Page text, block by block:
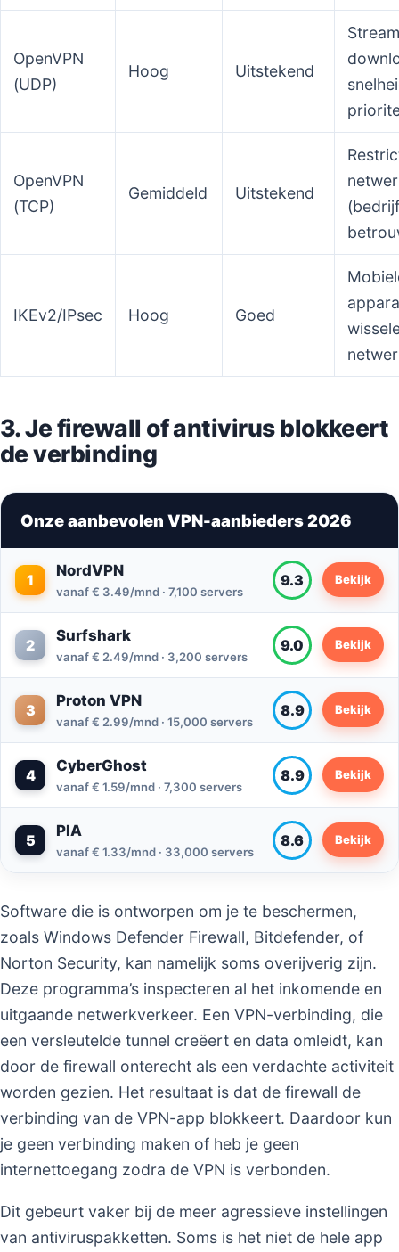
OpenVPN
(UDP)
Hoog Uitstekend
OpenVPN
(TCP)
Gemiddeld Uitstekend
IKEv2/IPsec Hoog Goed
3. Je firewall of antivirus blokkeert
de verbinding
Onze aanbevolen VPN-aanbieders 2026
1
NordVPN
vanaf € 3.49/mnd · 7,100 servers
9.3 Bekijk
2
Surfshark
vanaf € 2.49/mnd · 3,200 servers
9.0 Bekijk
3
Proton VPN
vanaf € 2.99/mnd · 15,000 servers
8.9 Bekijk
4
CyberGhost
vanaf € 1.59/mnd · 7,300 servers
8.9 Bekijk
5
PIA
vanaf € 1.33/mnd · 33,000 servers
8.6 Bekijk
Software die is ontworpen om je te beschermen,
zoals Windows Defender Firewall, Bitdefender, of
Norton Security, kan namelijk soms overijverig zijn.
Deze programma’s inspecteren al het inkomende en
uitgaande netwerkverkeer. Een VPN-verbinding, die
een versleutelde tunnel creëert en data omleidt, kan
door de firewall onterecht als een verdachte activiteit
worden gezien. Het resultaat is dat de firewall de
verbinding van de VPN-app blokkeert. Daardoor kun
je geen verbinding maken of heb je geen
internettoegang zodra de VPN is verbonden.
Dit gebeurt vaker bij de meer agressieve instellingen
van antiviruspakketten. Soms is het niet de hele app